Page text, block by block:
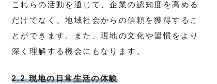
これらの活動を通じて、企業の認知度を高める
だけでなく、地域社会からの信頼を獲得するこ
とができます。また、現地の文化や習慣をより
深く理解する機会にもなります。
2.2 現地の日常生活の体験